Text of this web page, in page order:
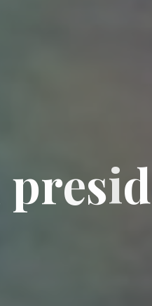
presid